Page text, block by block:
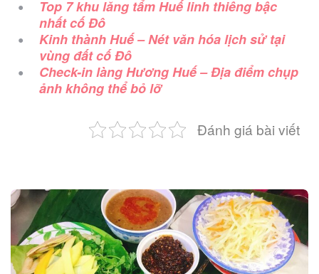
Top 7 khu lăng tẩm Huế linh thiêng bậc
nhất cố Đô
Kinh thành Huế – Nét văn hóa lịch sử tại
vùng đất cố Đô
Check-in làng Hương Huế – Địa điểm chụp
ảnh không thể bỏ lỡ
Đánh giá bài viết
Post
navigation